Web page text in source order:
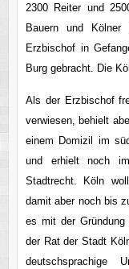
2300 Reiter und
Bauern und
Erzbischof in
Burg gebracht. Die
Als der Erzbischof
verwiesen, behielt
einem Domizil im
und erhielt noch
Stadtrecht. Köln
damit aber noch bis
es mit der Gründung
der Rat der Stadt